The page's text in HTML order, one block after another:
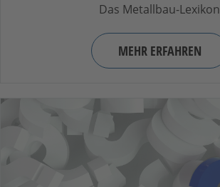
Das Metallbau-Lexikon
MEHR ERFAHREN